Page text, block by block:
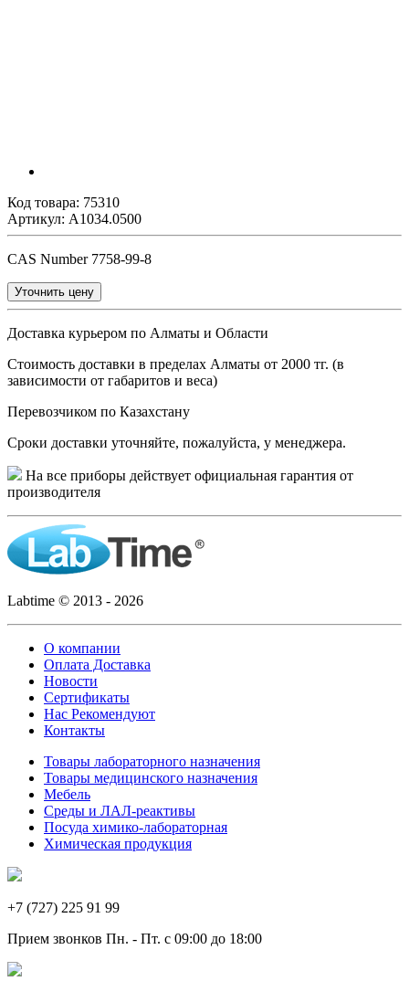
Код товара: 75310
Артикул: A1034.0500
CAS Number 7758-99-8
Уточнить цену
Доставка курьером по Алматы и Области
Стоимость доставки в пределах Алматы от 2000 тг. (в
зависимости от габаритов и веса)
Перевозчиком по Казахстану
Сроки доставки уточняйте, пожалуйста, у менеджера.
На все приборы действует официальная гарантия от
производителя
Labtime © 2013 - 2026
О компании
Оплата Доставка
Новости
Сертификаты
Нас Рекомендуют
Контакты
Товары лабораторного назначения
Товары медицинского назначения
Мебель
Среды и ЛАЛ-реактивы
Посуда химико-лабораторная
Химическая продукция
+7 (727) 225 91 99
Прием звонков Пн. - Пт. с 09:00 до 18:00